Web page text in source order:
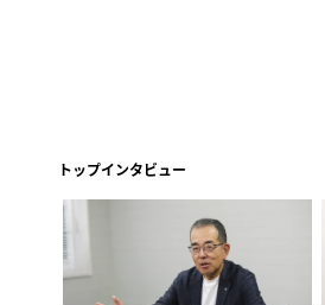
トップインタビュー